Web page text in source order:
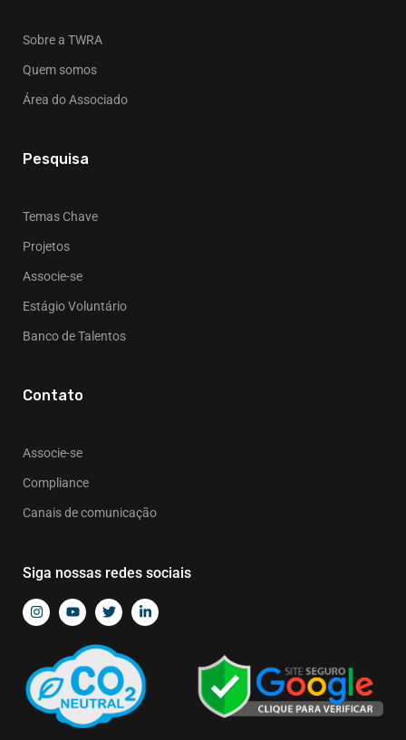
Sobre a TWRA
Quem somos
Área do Associado
Pesquisa
Temas Chave
Projetos
Associe-se
Estágio Voluntário
Banco de Talentos
Contato
Associe-se
Compliance
Canais de comunicação
Siga nossas redes sociais